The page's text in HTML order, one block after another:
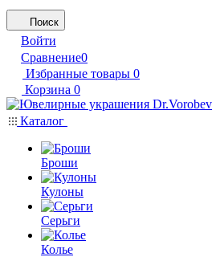
Поиск
Войти
Сравнение0
Избранные товары 0
Корзина 0
Каталог
Броши
Кулоны
Серьги
Колье